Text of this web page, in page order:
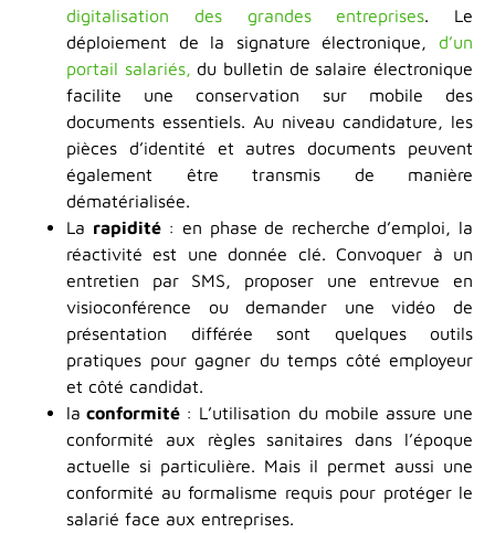
digitalisation des grandes entreprises. Le
déploiement de la signature électronique, d’un
portail salariés, du bulletin de salaire électronique
facilite une conservation sur mobile des
documents essentiels. Au niveau candidature, les
pièces d’identité et autres documents peuvent
également être transmis de manière
dématérialisée.
La rapidité: en phase de recherche d’emploi, la
réactivité est une donnée clé. Convoquer à un
entretien par SMS, proposer une entrevue en
visioconférence ou demander une vidéo de
présentation différée sont quelques outils
pratiques pour gagner du temps côté employeur
et côté candidat.
la conformité : L’utilisation du mobile assure une
conformité aux règles sanitaires dans l’époque
actuelle si particulière. Mais il permet aussi une
conformité au formalisme requis pour protéger le
salarié face aux entreprises.